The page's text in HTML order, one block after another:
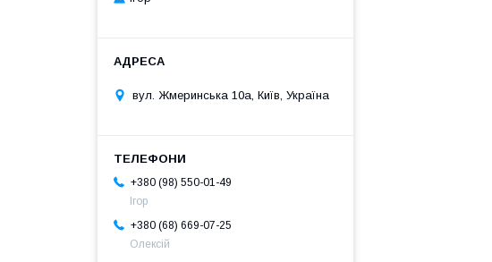
вул. Жмеринська 10а, Київ, Україна
+380 (98) 550-01-49
Ігор
+380 (68) 669-07-25
Олексій